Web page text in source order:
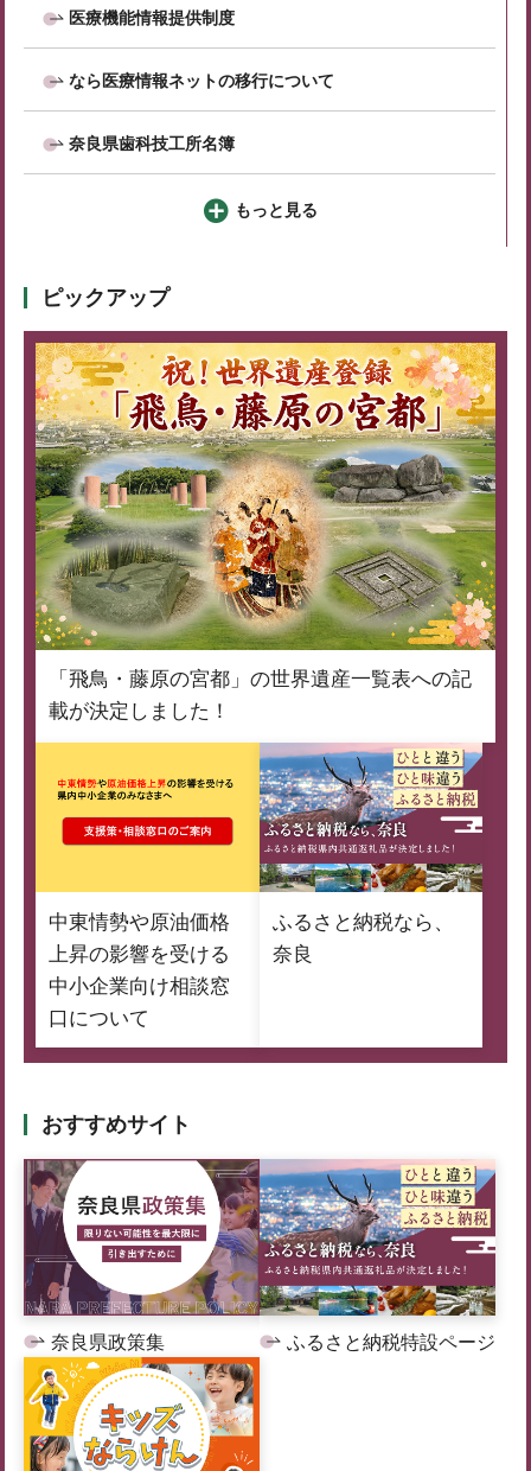
医療機能情報提供制度
なら医療情報ネットの移行について
奈良県歯科技工所名簿
もっと見る
ピックアップ
「飛鳥・藤原の宮都」の世界遺産一覧表への記
載が決定しました！
中東情勢や原油価格
上昇の影響を受ける
中小企業向け相談窓
口について
ふるさと納税なら、
奈良
おすすめサイト
奈良県政策集 ふるさと納税特設ページ